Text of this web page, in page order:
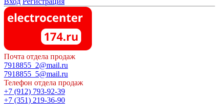
Почта отдела продаж
7918855_2@mail.ru
7918855_5@mail.ru
Телефон отдела продаж
+7 (912) 793-92-39
+7 (351) 219-36-90